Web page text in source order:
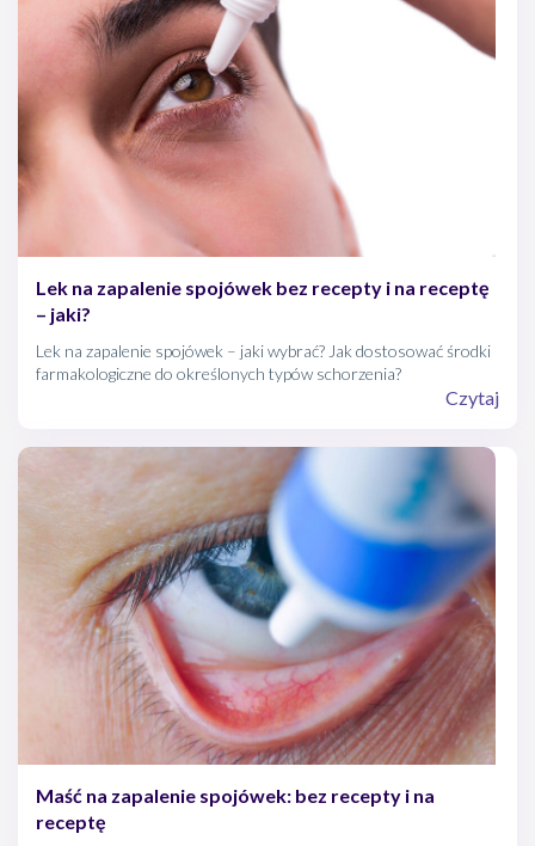
Okulistyka, Zeszyt 1, 2009
Lek na zapalenie spojówek bez recepty i na receptę
– jaki?
Lek na zapalenie spojówek – jaki wybrać? Jak dostosować środki
farmakologiczne do określonych typów schorzenia?
Czytaj
Maść na zapalenie spojówek: bez recepty i na
receptę